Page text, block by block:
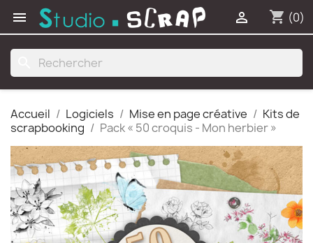
 shopping_cart (0)

Accueil Logiciels Mise en page créative
Kits de
scrapbooking
Pack « 50 croquis - Mon herbier »